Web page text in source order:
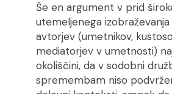
Še en argument v prid
utemeljenega
avtorjev (umetnikov,
mediatorjev v umetnosti)
okoliščini, da v sodobni
spremembam niso